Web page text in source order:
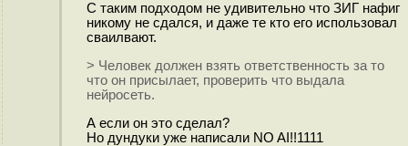
С таким подходом не удивительно что ЗИГ нафиг
никому не сдался, и даже те кто его использовал
сваилвают.
> Человек должен взять ответственность за то
что он присылает, проверить что выдала
нейросеть.
А если он это сделал?
Но дундуки уже написали NO AI!!1111